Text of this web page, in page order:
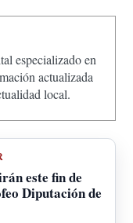
especializado en
actualizada
local.
este fin de
Diputación de